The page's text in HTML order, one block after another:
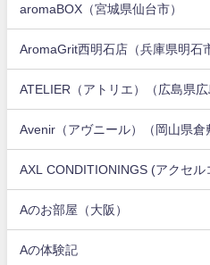
aromaBOX（宮城県仙台市）
AromaGrit西明石店（兵庫県明石
ATELIER（アトリエ）（広島県広
Avenir（アヴニール）（岡山県倉
AXL CONDITIONINGS (アクセ
Aのお部屋（大阪）
Aの体験記